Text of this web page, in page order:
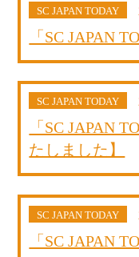
SC JAPAN TODAY
「SC JAPAN
SC JAPAN TODAY
「SC JAPAN
たしました】
SC JAPAN TODAY
「SC JAPAN